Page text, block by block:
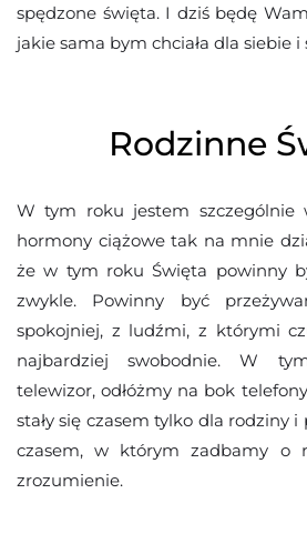
spędzone święta. I dziś będę
jakie sama bym chciała dla siebie i
Rodzinne
W tym roku jestem szczególnie
hormony ciążowe tak na mnie
że w tym roku Święta powinny
zwykle. Powinny być
spokojniej, z ludźmi, z którymi
najbardziej swobodnie. W
telewizor, odłóżmy na bok
stały się czasem tylko dla rodziny i
czasem, w którym zadbamy o
zrozumienie.